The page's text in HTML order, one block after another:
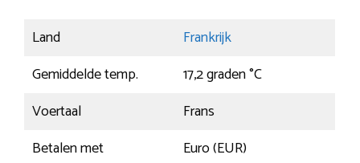
Land
Frankrijk
Gemiddelde temp.
17,2 graden °C
Voertaal
Frans
Betalen met
Euro (EUR)